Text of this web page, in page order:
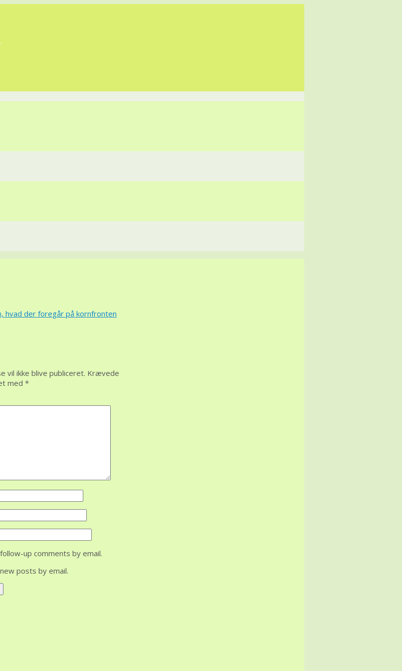
hvad der foregår på kornfronten
vil ikke blive publiceret. Krævede
med *
up comments by email.
posts by email.